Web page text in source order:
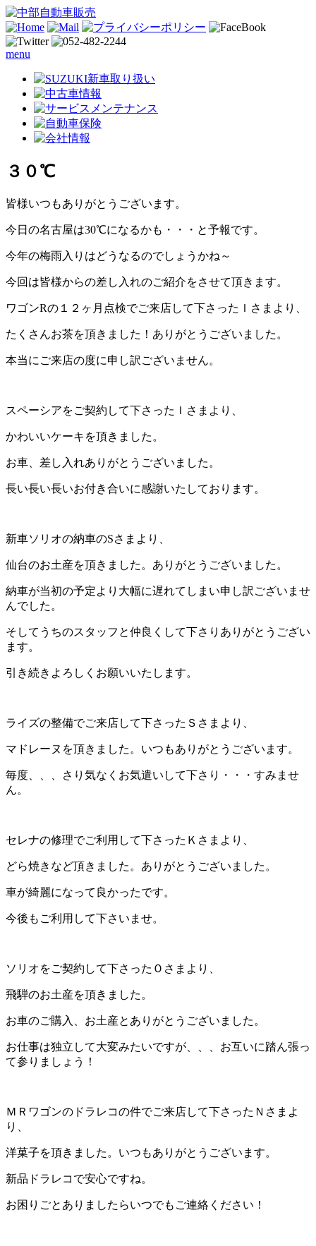
menu
３０℃
皆様いつもありがとうございます。
今日の名古屋は30℃になるかも・・・と予報です。
今年の梅雨入りはどうなるのでしょうかね～
今回は皆様からの差し入れのご紹介をさせて頂きます。
ワゴンRの１２ヶ月点検でご来店して下さったＩさまより、
たくさんお茶を頂きました！ありがとうございました。
本当にご来店の度に申し訳ございません。
スペーシアをご契約して下さったＩさまより、
かわいいケーキを頂きました。
お車、差し入れありがとうございました。
長い長い長いお付き合いに感謝いたしております。
新車ソリオの納車のSさまより、
仙台のお土産を頂きました。ありがとうございました。
納車が当初の予定より大幅に遅れてしまい申し訳ございませ
んでした。
そしてうちのスタッフと仲良くして下さりありがとうござい
ます。
引き続きよろしくお願いいたします。
ライズの整備でご来店して下さったＳさまより、
マドレーヌを頂きました。いつもありがとうございます。
毎度、、、さり気なくお気遣いして下さり・・・すみませ
ん。
セレナの修理でご利用して下さったＫさまより、
どら焼きなど頂きました。ありがとうございました。
車が綺麗になって良かったです。
今後もご利用して下さいませ。
ソリオをご契約して下さったＯさまより、
飛騨のお土産を頂きました。
お車のご購入、お土産とありがとうございました。
お仕事は独立して大変みたいですが、、、お互いに踏ん張っ
て参りましょう！
ＭＲワゴンのドラレコの件でご来店して下さったＮさまよ
り、
洋菓子を頂きました。いつもありがとうございます。
新品ドラレコで安心ですね。
お困りごとありましたらいつでもご連絡ください！